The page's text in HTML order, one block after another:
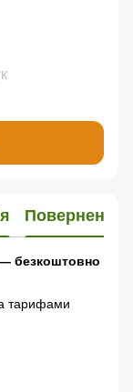
Повернення
безкоштовно
тарифами